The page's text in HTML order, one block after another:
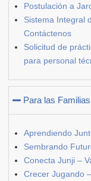
Postulación a
Sistema Integral
Contáctenos
Solicitud de
para personal
Para las Familias
Aprendiendo
Sembrando
Conecta Junji –
Crecer Jugando